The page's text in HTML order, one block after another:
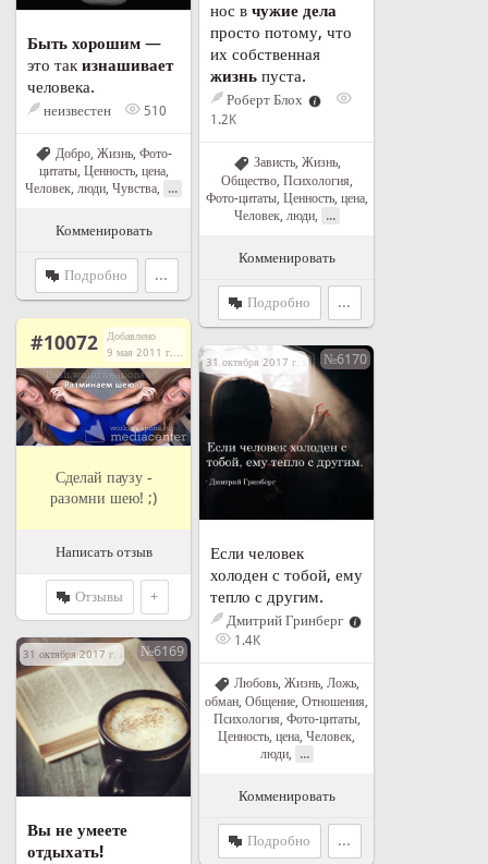
Быть хорошим —
это так изнашивает
человека.
неизвестен 510
Добро Жизнь Фото-
цитаты, Ценность, цена,
Человек, люди, Чувства, ...
Комменировать
Подробно ...
нос в чужие дела
просто потому, что
их собственная
жизнь пуста.
Роберт Блох
1.2K
Зависть, Жизнь,
Общество, Психология
Фото-цитаты, Ценность, цена,
Человек, люди, ...
Комменировать
Подробно ...
#10072
Добавлено
9 мая 2011 г. в 21:08
Сделай паузу -
разомни шею! ;)
Написать отзыв
Отзывы +
31 октября 2017 г. в 09:24№6170
Если человек
холоден с тобой, ему
тепло с другим.
Дмитрий Гринберг
1.4K
Любовь, Жизнь, Ложь,
обман Общение Отношения
Психология Фото-цитаты,
Ценность, цена Человек,
люди, ...
Комменировать
Подробно ...
31 октября 2017 г. в 09:09№6169
Вы не умеете
отдыхать!